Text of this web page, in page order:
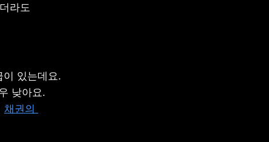
라도
이 있는데요.
낮아요.
채권의